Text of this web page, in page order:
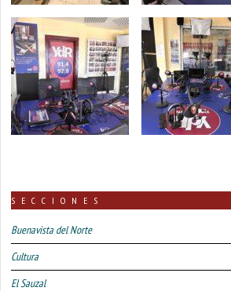
SECCIONES
Buenavista del Norte
Cultura
El Sauzal